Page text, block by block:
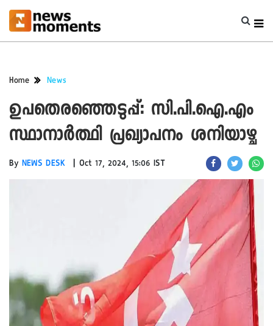
Home News
ഉപതെരഞ്ഞെടുപ്പ്: സി.പി.ഐ.എം
സ്ഥാനാര്‍ത്ഥി പ്രഖ്യാപനം ശനിയാഴ്ച
By NEWS DESK | Oct 17, 2024, 15:06 IST